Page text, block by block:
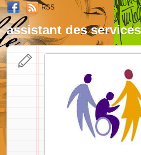
RSS
assistant des